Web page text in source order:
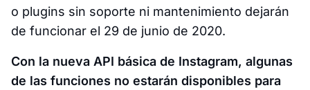
o plugins sin soporte ni mantenimiento dejarán
de funcionar el 29 de junio de 2020.
Con la nueva API básica de Instagram, algunas
de las funciones no estarán disponibles para